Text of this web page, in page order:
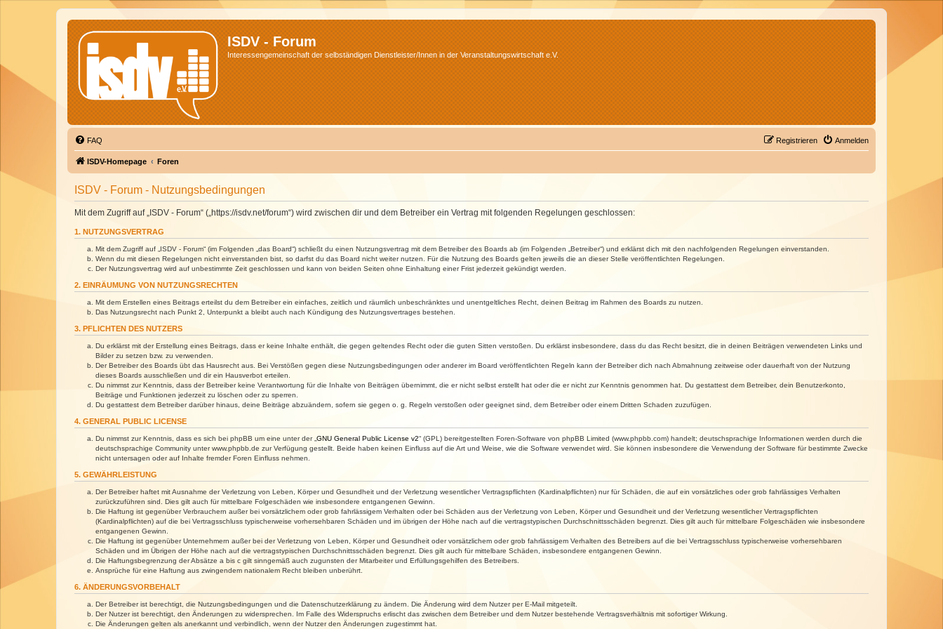
ISDV - Forum
Interessengemeinschaft der selbständigen Dienstleister/Innen in der Veranstaltungswirtschaft e.V.
FAQ Anmelden
Registrieren
ISDV-Homepage Foren
ISDV - Forum - Nutzungsbedingungen
Mit dem Zugriff auf „ISDV - Forum“ („https://isdv.net/forum“) wird zwischen dir und dem Betreiber ein Vertrag mit folgenden Regelungen geschlossen:
1. NUTZUNGSVERTRAG
Mit dem Zugriff auf „ISDV - Forum“ (im Folgenden „das Board“) schließt du einen Nutzungsvertrag mit dem Betreiber des Boards ab (im Folgenden „Betreiber“) und erklärst dich mit den nachfolgenden Regelungen einverstanden.
Wenn du mit diesen Regelungen nicht einverstanden bist, so darfst du das Board nicht weiter nutzen. Für die Nutzung des Boards gelten jeweils die an dieser Stelle veröffentlichten Regelungen.
Der Nutzungsvertrag wird auf unbestimmte Zeit geschlossen und kann von beiden Seiten ohne Einhaltung einer Frist jederzeit gekündigt werden.
2. EINRÄUMUNG VON NUTZUNGSRECHTEN
Mit dem Erstellen eines Beitrags erteilst du dem Betreiber ein einfaches, zeitlich und räumlich unbeschränktes und unentgeltliches Recht, deinen Beitrag im Rahmen des Boards zu nutzen.
Das Nutzungsrecht nach Punkt 2, Unterpunkt a bleibt auch nach Kündigung des Nutzungsvertrages bestehen.
3. PFLICHTEN DES NUTZERS
Du erklärst mit der Erstellung eines Beitrags, dass er keine Inhalte enthält, die gegen geltendes Recht oder die guten Sitten verstoßen. Du erklärst insbesondere, dass du das Recht besitzt, die in deinen Beiträgen verwendeten Links und
Bilder zu setzen bzw. zu verwenden.
Der Betreiber des Boards übt das Hausrecht aus. Bei Verstößen gegen diese Nutzungsbedingungen oder anderer im Board veröffentlichten Regeln kann der Betreiber dich nach Abmahnung zeitweise oder dauerhaft von der Nutzung
dieses Boards ausschließen und dir ein Hausverbot erteilen.
Du nimmst zur Kenntnis, dass der Betreiber keine Verantwortung für die Inhalte von Beiträgen übernimmt, die er nicht selbst erstellt hat oder die er nicht zur Kenntnis genommen hat. Du gestattest dem Betreiber, dein Benutzerkonto,
Beiträge und Funktionen jederzeit zu löschen oder zu sperren.
Du gestattest dem Betreiber darüber hinaus, deine Beiträge abzuändern, sofern sie gegen o. g. Regeln verstoßen oder geeignet sind, dem Betreiber oder einem Dritten Schaden zuzufügen.
4. GENERAL PUBLIC LICENSE
Du nimmst zur Kenntnis, dass es sich bei phpBB um eine unter der „ GNU General Public License v2“ (GPL) bereitgestellten Foren-Software von phpBB Limited (www.phpbb.com) handelt; deutschsprachige Informationen werden durch die
deutschsprachige Community unter www.phpbb.de zur Verfügung gestellt. Beide haben keinen Einfluss auf die Art und Weise, wie die Software verwendet wird. Sie können insbesondere die Verwendung der Software für bestimmte Zwecke
nicht untersagen oder auf Inhalte fremder Foren Einfluss nehmen.
5. GEWÄHRLEISTUNG
Der Betreiber haftet mit Ausnahme der Verletzung von Leben, Körper und Gesundheit und der Verletzung wesentlicher Vertragspflichten (Kardinalpflichten) nur für Schäden, die auf ein vorsätzliches oder grob fahrlässiges Verhalten
zurückzuführen sind. Dies gilt auch für mittelbare Folgeschäden wie insbesondere entgangenen Gewinn.
Die Haftung ist gegenüber Verbrauchern außer bei vorsätzlichem oder grob fahrlässigem Verhalten oder bei Schäden aus der Verletzung von Leben, Körper und Gesundheit und der Verletzung wesentlicher Vertragspflichten
(Kardinalpflichten) auf die bei Vertragsschluss typischerweise vorhersehbaren Schäden und im übrigen der Höhe nach auf die vertragstypischen Durchschnittsschäden begrenzt. Dies gilt auch für mittelbare Folgeschäden wie insbesondere
entgangenen Gewinn.
Die Haftung ist gegenüber Unternehmern außer bei der Verletzung von Leben, Körper und Gesundheit oder vorsätzlichem oder grob fahrlässigem Verhalten des Betreibers auf die bei Vertragsschluss typischerweise vorhersehbaren
Schäden und im Übrigen der Höhe nach auf die vertragstypischen Durchschnittsschäden begrenzt. Dies gilt auch für mittelbare Schäden, insbesondere entgangenen Gewinn.
Die Haftungsbegrenzung der Absätze a bis c gilt sinngemäß auch zugunsten der Mitarbeiter und Erfüllungsgehilfen des Betreibers.
Ansprüche für eine Haftung aus zwingendem nationalem Recht bleiben unberührt.
6. ÄNDERUNGSVORBEHALT
Der Betreiber ist berechtigt, die Nutzungsbedingungen und die Datenschutzerklärung zu ändern. Die Änderung wird dem Nutzer per E-Mail mitgeteilt.
Der Nutzer ist berechtigt, den Änderungen zu widersprechen. Im Falle des Widerspruchs erlischt das zwischen dem Betreiber und dem Nutzer bestehende Vertragsverhältnis mit sofortiger Wirkung.
Die Änderungen gelten als anerkannt und verbindlich, wenn der Nutzer den Änderungen zugestimmt hat.